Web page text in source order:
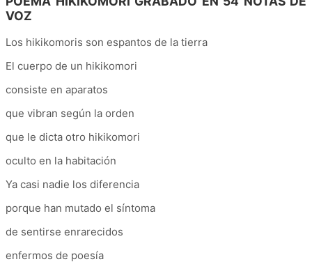
VOZ
Los hikikomoris son espantos de la tierra
El cuerpo de un hikikomori
consiste en aparatos
que vibran según la orden
que le dicta otro hikikomori
oculto en la habitación
Ya casi nadie los diferencia
porque han mutado el síntoma
de sentirse enrarecidos
enfermos de poesía